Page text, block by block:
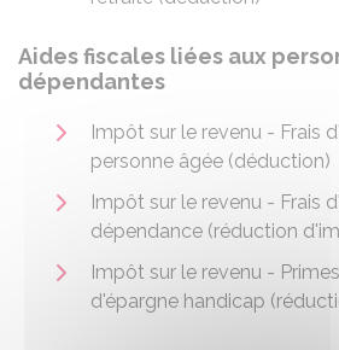
Aides fiscales liées aux
dépendantes
Impôt sur le revenu - Frais
personne âgée (déduction)
Impôt sur le revenu - Frais
dépendance (réduction
Impôt sur le revenu -
d'épargne handicap